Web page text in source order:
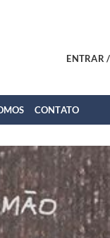
ENTRAR
CONTATO